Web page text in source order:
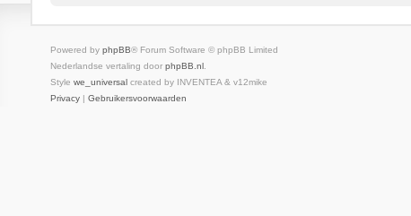
Powered by phpBB® Forum Software © phpBB Limited
Nederlandse vertaling door phpBB.nl.
Style we_universalcreated by INVENTEA & v12mike
Privacy| Gebruikersvoorwaarden